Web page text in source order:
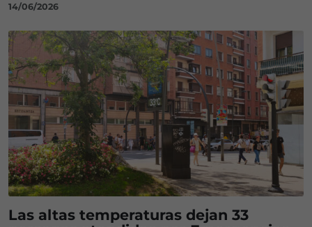
14/06/2026
Las altas temperaturas dejan 33